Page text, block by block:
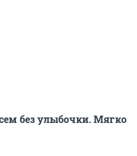
без улыбочки. Мягко